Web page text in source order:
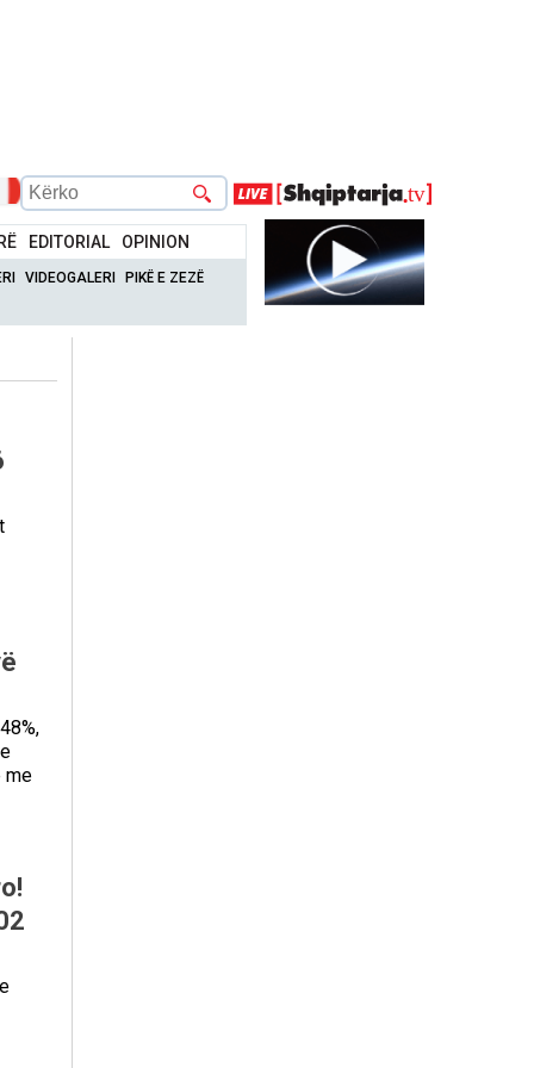
EDITORIAL OPINION
VIDEOGALERI PIKË E ZEZË
me